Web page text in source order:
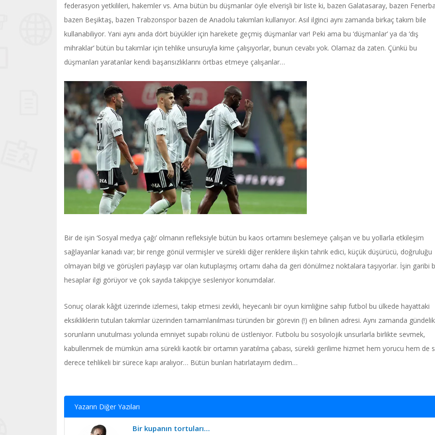
federasyon yetkilileri, hakemler vs. Ama bütün bu düşmanlar öyle elverişli bir liste ki, bazen Galatasaray, bazen
bazen Beşiktaş, bazen Trabzonspor bazen de Anadolu takımları kullanıyor. Asıl ilginci aynı zamanda birkaç takım bile
kullanabiliyor. Yani aynı anda dört büyükler için harekete geçmiş düşmanlar var! Peki ama bu ‘düşmanlar’ ya da ‘dış
mihraklar’ bütün bu takımlar için tehlike unsuruyla kime çalışıyorlar, bunun cevabı yok. Olamaz da zaten. Çünkü bu
düşmanları yaratanlar kendi başarısızlıklarını örtbas etmeye çalışanlar…
Bir de işin ‘Sosyal medya çağı’ olmanın refleksiyle bütün bu kaos ortamını beslemeye çalışan ve bu yollarla etkileşim
sağlayanlar kanadı var; bir renge gönül vermişler ve sürekli diğer renklere ilişkin tahrik edici, küçük düşürücü, doğruluğu
olmayan bilgi ve görüşleri paylaşıp var olan kutuplaşmış ortamı daha da geri dönülmez noktalara taşıyorlar. İşin garibi
hesaplar ilgi görüyor ve çok sayıda takipçiye sesleniyor konumdalar.
Sonuç olarak kâğıt üzerinde izlemesi, takip etmesi zevkli, heyecanlı bir oyun kimliğine sahip futbol bu ülkede hayattaki
eksikliklerin tutulan takımlar üzerinden tamamlanılması türünden bir görevin (!) en bilinen adresi. Aynı zamanda gündelik
sorunların unutulması yolunda emniyet supabı rolünü de üstleniyor. Futbolu bu sosyolojik unsurlarla birlikte sevmek,
kabullenmek de mümkün ama sürekli kaotik bir ortamın yaratılma çabası, sürekli gerilime hizmet hem yorucu hem de
derece tehlikeli bir sürece kapı aralıyor… Bütün bunları hatırlatayım dedim…
Yazarın Diğer Yazıları
Bir kupanın tortuları…